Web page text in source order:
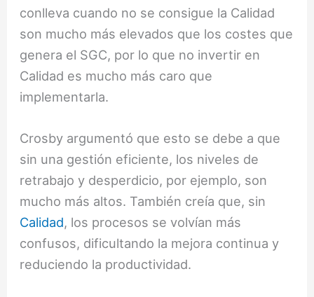
conlleva cuando no se consigue la Calidad
son mucho más elevados que los costes que
genera el SGC, por lo que no invertir en
Calidad es mucho más caro que
implementarla.
Crosby argumentó que esto se debe a que
sin una gestión eficiente, los niveles de
retrabajo y desperdicio, por ejemplo, son
mucho más altos. También creía que, sin
Calidad, los procesos se volvían más
confusos, dificultando la mejora continua y
reduciendo la productividad.